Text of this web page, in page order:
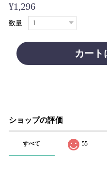
¥1,296
数量
カート
ショップの評価
すべて 55